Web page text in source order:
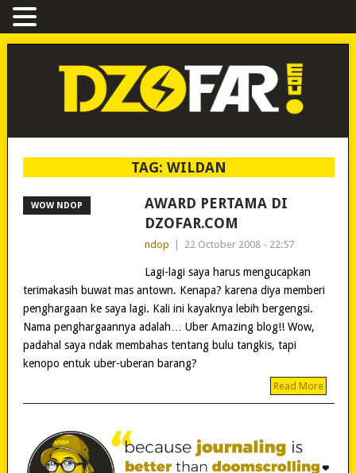
TAG: WILDAN
WOW NDOP
AWARD PERTAMA DI
DZOFAR.COM
ndop 22 October 2008 - 22:57
Lagi-lagi saya harus mengucapkan
terimakasih buwat mas antown. Kenapa? karena diya memberi
penghargaan ke saya lagi. Kali ini kayaknya lebih bergengsi.
Nama penghargaannya adalah… Uber Amazing blog!! Wow,
padahal saya ndak membahas tentang bulu tangkis, tapi
kenopo entuk uber-uberan barang?
Read More